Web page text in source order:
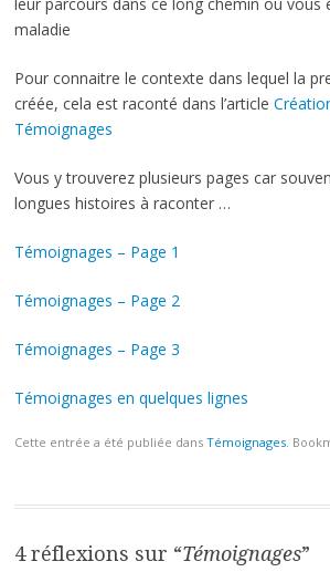
maladie
Pour connaitre le contexte dans lequel la
créée, cela est raconté dans l’article
Témoignages
Vous y trouverez plusieurs pages car
longues histoires à raconter …
Témoignages – Page 1
Témoignages – Page 2
Témoignages – Page 3
Témoignages en quelques lignes
Cette entrée a été publiée dans Témoignages.
des
articles
4 réflexions sur “Témoignages”